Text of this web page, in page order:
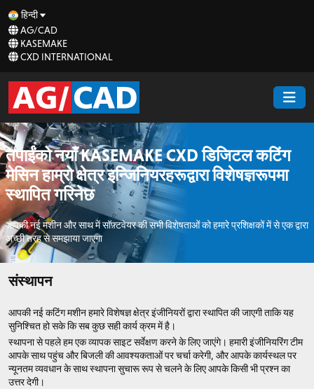
हिन्दी
AG/CAD
KASEMAKE
CXD INTERNATIONAL
तपाईंको नयाँ KASEMAKE CXD डिजिटल कटिंग
मेसिन हाम्रो क्षेत्र इन्जिनियरहरूद्वारा विशेषज्ञरूपमा
स्थापित गरिनेछ
आपकी नई मशीन और साथ में सॉफ़्टवेयर की सभी विशेषताओं को हमारे प्रशिक्षकों में से एक द्वारा
अच्छी तरह से समझाया जाएगा
संस्थापन
आपकी नई कटिंग मशीन हमारे विशेषज्ञ क्षेत्र इंजीनियरों द्वारा स्थापित की जाएगी ताकि यह
सुनिश्चित हो सके कि सब कुछ सही कार्य क्रम में है।
स्थापना से पहले हम एक व्यापक साइट सर्वेक्षण करने के लिए जाएंगे। हमारी इंजीनियरिंग टीम
आपके साथ पहुंच और बिजली की आवश्यकताओं पर चर्चा करेगी, और आपके कार्यस्थल पर
न्यूनतम व्यवधान के साथ स्थापना सुचारू रूप से चलने के लिए आपके किसी भी प्रश्न का
उत्तर देगी।